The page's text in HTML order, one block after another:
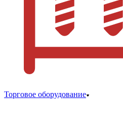
Торговое оборудование